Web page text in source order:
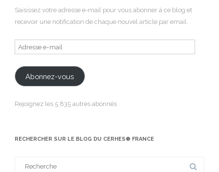
Saisissez votre adresse e-mail pour vous abonner à ce blog et
recevoir une notification de chaque nouvel article par email.
Adresse
e-
mail
Abonnez-vous
Rejoignez les 5 835 autres abonnés
RECHERCHER SUR LE BLOG DU CERHES® FRANCE